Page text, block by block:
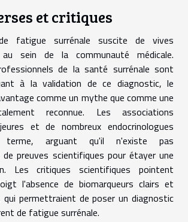
et critiques
fatigue surrénale suscite de vives
sein de la communauté médicale.
de la santé surrénale sont
à la validation de ce diagnostic, le
comme un mythe que comme une
reconnue. Les associations
et de nombreux endocrinologues
arguant qu'il n'existe pas
preuves scientifiques pour étayer une
Les critiques scientifiques pointent
l'absence de biomarqueurs clairs et
qui permettraient de poser un diagnostic
de fatigue surrénale.